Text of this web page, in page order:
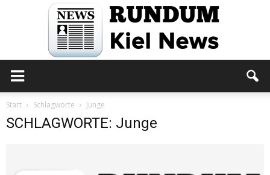
Start Schlagworte Junge
SCHLAGWORTE: Junge